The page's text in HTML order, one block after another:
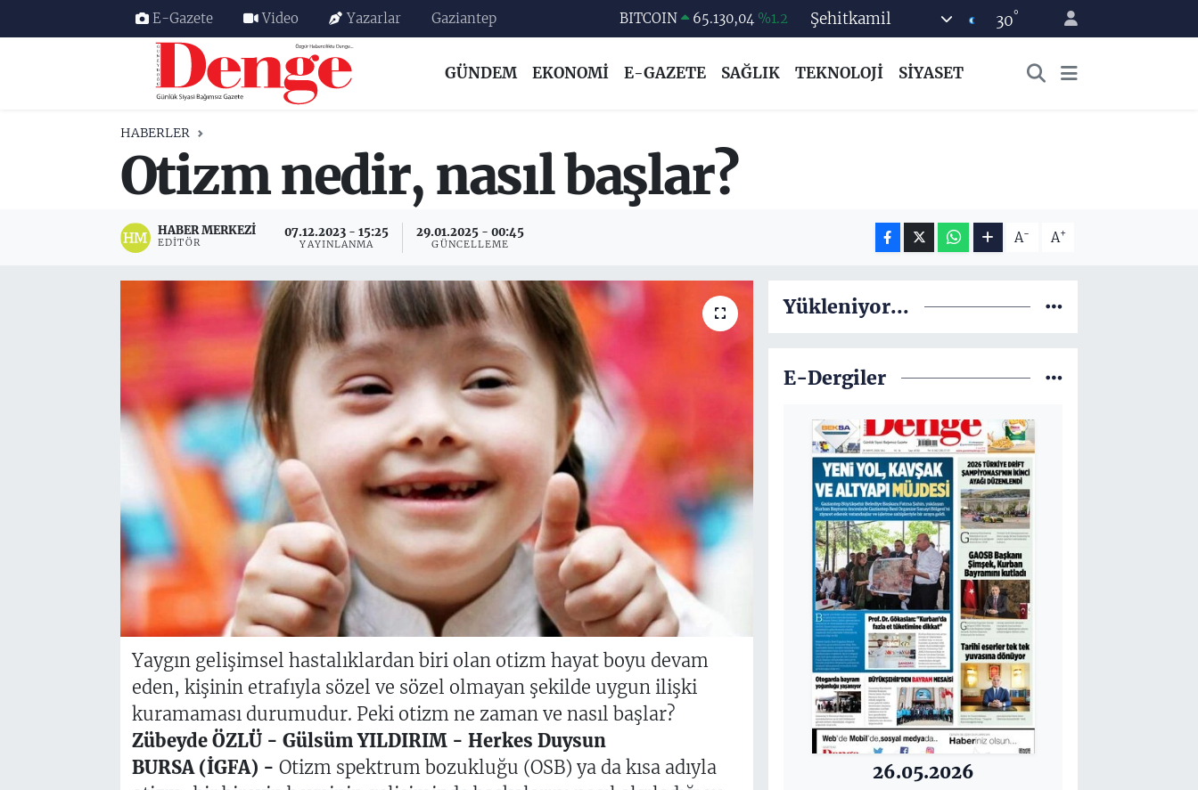
E-Gazete Video Yazarlar Gaziantep DOLAR 47,7106 %0.17
STERLİN
64,4046 %0.35
13.773
BITCOIN
65.130,04
Şehitkamil 30°
GÜNDEM EKONOMİ E-GAZETE SAĞLIK TEKNOLOJİ SİYASET
HABERLER
Otizm nedir, nasıl başlar?
HABER MERKEZI
EDITÖR
07.12.2023 - 15:25
YAYINLANMA
29.01.2025 - 00:45
GÜNCELLEME A- A+
Yaygın gelişimsel hastalıklardan biri olan otizm hayat boyu devam
eden, kişinin etrafıyla sözel ve sözel olmayan şekilde uygun ilişki
kuramaması durumudur. Peki otizm ne zaman ve nasıl başlar?
Zübeyde ÖZLÜ - Gülsüm YILDIRIM - Herkes Duysun
BURSA (İGFA) - Otizm spektrum bozukluğu (OSB) ya da kısa adıyla
Yükleniyor...
E-Dergiler
26.05.2026
Nöbetçi Eczaneler
Trafik Durumu
Tüm Manşetler